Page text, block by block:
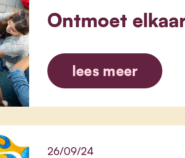
Ontmoet
lees meer
26/09/24